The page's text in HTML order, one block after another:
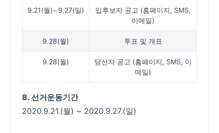
9.21(월)∼9.27(일)
입후보자 공고 (홈페이지, SMS,
이메일)
9.28(월) 투표 및 개표
9.28(월)
당선자 공고 (홈페이지, SMS, 이
메일)
8. 선거운동기간
2020.9.21.(월) ~ 2020.9.27.(일)